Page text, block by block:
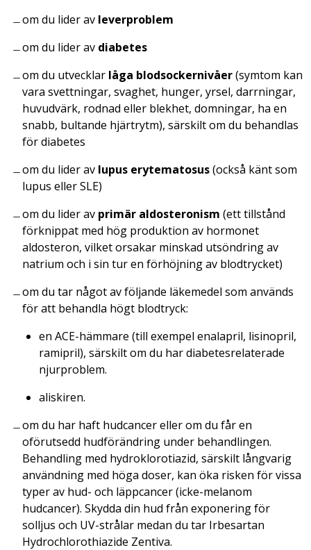
om du lider av leverproblem
om du lider av diabetes
om du utvecklar låga blodsockernivåer(symtom kan
vara svettningar, svaghet, hunger, yrsel, darrningar,
huvudvärk, rodnad eller blekhet, domningar, ha en
snabb, bultande hjärtrytm), särskilt om du behandlas
för diabetes
om du lider av lupus erytematosus(också känt som
lupus eller SLE)
om du lider av primär aldosteronism (ett tillstånd
förknippat med hög produktion av hormonet
aldosteron, vilket orsakar minskad utsöndring av
natrium och i sin tur en förhöjning av blodtrycket)
om du tar något av följande läkemedel som används
för att behandla högt blodtryck:
en ACE-hämmare (till exempel enalapril, lisinopril,
ramipril), särskilt om du har diabetesrelaterade
njurproblem.
aliskiren.
om du har haft hudcancer eller om du får en
oförutsedd hudförändring under behandlingen.
Behandling med hydroklorotiazid, särskilt långvarig
användning med höga doser, kan öka risken för vissa
typer av hud- och läppcancer (icke-melanom
hudcancer). Skydda din hud från exponering för
solljus och UV-strålar medan du tar Irbesartan
Hydrochlorothiazide Zentiva.